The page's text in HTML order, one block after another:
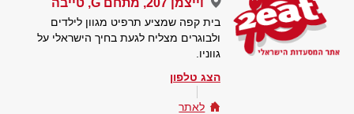
וייצמן 207, מתחם G, טייבה
בית קפה שמציע תרפיט מגוון לילדים
ולבוגרים מצליח לגעת בחיך הישראלי על
גווניו.
הצג טלפון
לאתר